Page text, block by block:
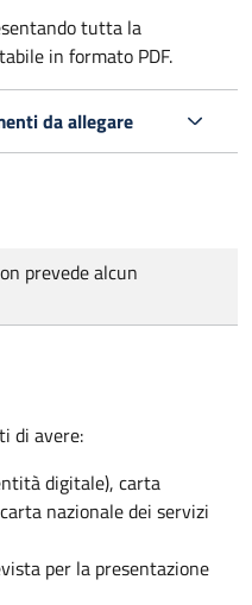
tutta la
in formato PDF.
da allegare
prevede alcun
di avere:
digitale), carta
nazionale dei servizi
per la presentazione